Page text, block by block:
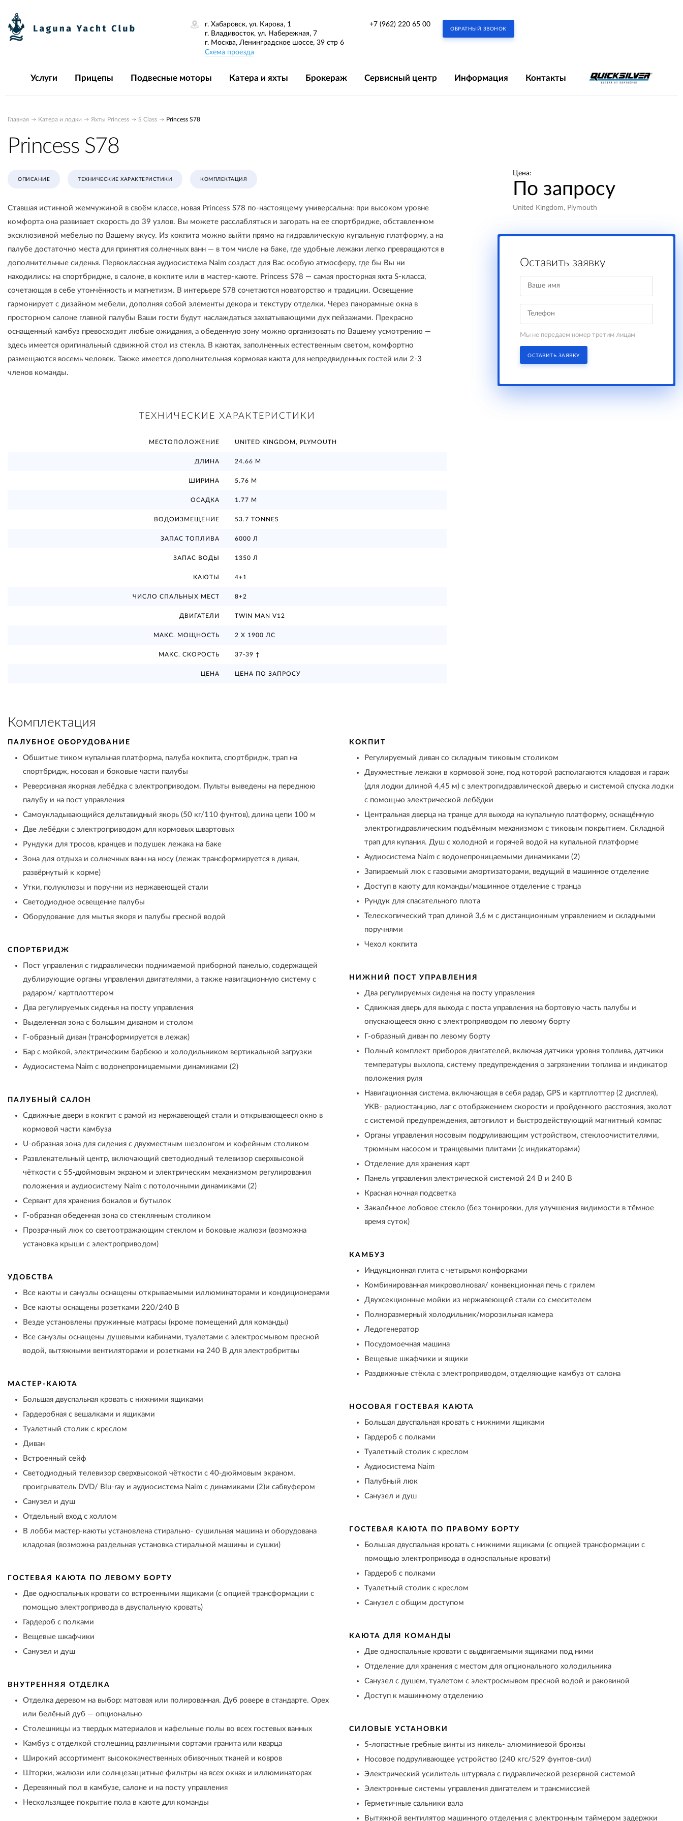
г. Хабаровск, ул. Кирова, 1
г. Владивосток, ул. Набережная, 7
г. Москва, Ленинградское шоссе, 39 стр 6
Схема проезда
+7 (962) 220 65 00
ОБРАТНЫЙ ЗВОНОК
Услуги Прицепы Подвесные моторы Катера и яхты Брокераж Сервисный центр Информация Контакты
Главная Катера и лодки Яхты Princess S Class Princess S78
Princess S78
ОПИСАНИЕ ТЕХНИЧЕСКИЕ ХАРАКТЕРИСТИКИ КОМПЛЕКТАЦИЯ
Ставшая истинной жемчужиной в своём классе, новая Princess S78 по-настоящему универсальна: при высоком уровне
комфорта она развивает скорость до 39 узлов. Вы можете расслабляться и загорать на ее спортбридже, обставленном
эксклюзивной мебелью по Вашему вкусу. Из кокпита можно выйти прямо на гидравлическую купальную платформу, а на
палубе достаточно места для принятия солнечных ванн — в том числе на баке, где удобные лежаки легко превращаются в
дополнительные сиденья. Первоклассная аудиосистема Naim создаст для Вас особую атмосферу, где бы Вы ни
находились: на спортбридже, в салоне, в кокпите или в мастер-каюте. Princess S78 — самая просторная яхта S-класса,
сочетающая в себе утончённость и магнетизм. В интерьере S78 сочетаются новаторство и традиции. Освещение
гармонирует с дизайном мебели, дополняя собой элементы декора и текстуру отделки. Через панорамные окна в
просторном салоне главной палубы Ваши гости будут наслаждаться захватывающими дух пейзажами. Прекрасно
оснащенный камбуз превосходит любые ожидания, а обеденную зону можно организовать по Вашему усмотрению —
здесь имеется оригинальный сдвижной стол из стекла. В каютах, заполненных естественным светом, комфортно
размещаются восемь человек. Также имеется дополнительная кормовая каюта для непредвиденных гостей или 2-3
членов команды.
ТЕХНИЧЕСКИЕ ХАРАКТЕРИСТИКИ
МЕСТОПОЛОЖЕНИЕ UNITED KINGDOM, PLYMOUTH
ДЛИНА 24.66 М
ШИРИНА 5.76 М
ОСАДКА 1.77 М
ВОДОИЗМЕЩЕНИЕ 53.7 TONNES
ЗАПАС ТОПЛИВА 6000 Л
ЗАПАС ВОДЫ 1350 Л
КАЮТЫ 4+1
ЧИСЛО СПАЛЬНЫХ МЕСТ 8+2
ДВИГАТЕЛИ TWIN MAN V12
МАКС. МОЩНОСТЬ 2 X 1900 ЛС
МАКС. СКОРОСТЬ 37-39 †
ЦЕНА ЦЕНА ПО ЗАПРОСУ
Цена:
По запросу
United Kingdom, Plymouth
Оставить заявку
Мы не передаем номер третим лицам
ОСТАВИТЬ ЗАЯВКУ
Комплектация
ПАЛУБНОЕ ОБОРУДОВАНИЕ
Обшитые тиком купальная платформа, палуба кокпита, спортбридж, трап на
спортбридж, носовая и боковые части палубы
Реверсивная якорная лебёдка с электроприводом. Пульты выведены на переднюю
палубу и на пост управления
Самоукладывающийся дельтавидный якорь (50 кг/110 фунтов), длина цепи 100 м
Две лебёдки с электроприводом для кормовых швартовых
Рундуки для тросов, кранцев и подушек лежака на баке
Зона для отдыха и солнечных ванн на носу (лежак трансформируется в диван,
развёрнутый к корме)
Утки, полуклюзы и поручни из нержавеющей стали
Светодиодное освещение палубы
Оборудование для мытья якоря и палубы пресной водой
КОКПИТ
Регулируемый диван со складным тиковым столиком
Двухместные лежаки в кормовой зоне, под которой располагаются кладовая и гараж
(для лодки длиной 4,45 м) с электрогидравлической дверью и системой спуска лодки
с помощью электрической лебёдки
Центральная дверца на транце для выхода на купальную платформу, оснащённую
электрогидравлическим подъёмным механизмом с тиковым покрытием. Складной
трап для купания. Душ с холодной и горячей водой на купальной платформе
Аудиосистема Naim с водонепроницаемыми динамиками (2)
Запираемый люк с газовыми амортизаторами, ведущий в машинное отделение
Доступ в каюту для команды/машинное отделение с транца
Рундук для спасательного плота
Телескопический трап длиной 3,6 м с дистанционным управлением и складными
поручнями
Чехол кокпита
СПОРТБРИДЖ
Пост управления с гидравлически поднимаемой приборной панелью, содержащей
дублирующие органы управления двигателями, а также навигационную систему с
радаром/ картплоттером
Два регулируемых сиденья на посту управления
Выделенная зона с большим диваном и столом
Г-образный диван (трансформируется в лежак)
Бар с мойкой, электрическим барбекю и холодильником вертикальной загрузки
Аудиосистема Naim с водонепроницаемыми динамиками (2)
НИЖНИЙ ПОСТ УПРАВЛЕНИЯ
Два регулируемых сиденья на посту управления
Сдвижная дверь для выхода с поста управления на бортовую часть палубы и
опускающееся окно с электроприводом по левому борту
Г-образный диван по левому борту
Полный комплект приборов двигателей, включая датчики уровня топлива, датчики
температуры выхлопа, систему предупреждения о загрязнении топлива и индикатор
положения руля
Навигационная система, включающая в себя радар, GPS и картплоттер (2 дисплея),
УКВ- радиостанцию, лаг с отображением скорости и пройденного расстояния, эхолот
с системой предупреждения, автопилот и быстродействующий магнитный компас
Органы управления носовым подруливающим устройством, стеклоочистителями,
трюмным насосом и транцевыми плитами (с индикаторами)
Отделение для хранения карт
Панель управления электрической системой 24 В и 240 В
Красная ночная подсветка
Закалённое лобовое стекло (без тонировки, для улучшения видимости в тёмное
время суток)
ПАЛУБНЫЙ САЛОН
Сдвижные двери в кокпит с рамой из нержавеющей стали и открывающееся окно в
кормовой части камбуза
U-образная зона для сидения с двухместным шезлонгом и кофейным столиком
Развлекательный центр, включающий светодиодный телевизор сверхвысокой
чёткости с 55-дюймовым экраном и электрическим механизмом регулирования
положения и аудиосистему Naim с потолочными динамиками (2)
Сервант для хранения бокалов и бутылок
Г-образная обеденная зона со стеклянным столиком
Прозрачный люк со светоотражающим стеклом и боковые жалюзи (возможна
установка крыши с электроприводом)
КАМБУЗ
Индукционная плита с четырьмя конфорками
Комбинированная микроволновая/ конвекционная печь с грилем
Двухсекционные мойки из нержавеющей стали со смесителем
Полноразмерный холодильник/морозильная камера
Ледогенератор
Посудомоечная машина
Вещевые шкафчики и ящики
Раздвижные стёкла с электроприводом, отделяющие камбуз от салона
УДОБСТВА
Все каюты и санузлы оснащены открываемыми иллюминаторами и кондиционерами
Все каюты оснащены розетками 220/240 В
Везде установлены пружинные матрасы (кроме помещений для команды)
Все санузлы оснащены душевыми кабинами, туалетами с электросмывом пресной
водой, вытяжными вентиляторами и розетками на 240 В для электробритвы
МАСТЕР-КАЮТА
Большая двуспальная кровать с нижними ящиками
Гардеробная с вешалками и ящиками
Туалетный столик с креслом
Диван
Встроенный сейф
Светодиодный телевизор сверхвысокой чёткости с 40-дюймовым экраном,
проигрыватель DVD/ Blu-ray и аудиосистема Naim с динамиками (2)и сабвуфером
Санузел и душ
Отдельный вход с холлом
В лобби мастер-каюты установлена стирально- сушильная машина и оборудована
кладовая (возможна раздельная установка стиральной машины и сушки)
НОСОВАЯ ГОСТЕВАЯ КАЮТА
Большая двуспальная кровать с нижними ящиками
Гардероб с полками
Туалетный столик с креслом
Аудиосистема Naim
Палубный люк
Санузел и душ
ГОСТЕВАЯ КАЮТА ПО ПРАВОМУ БОРТУ
Большая двуспальная кровать с нижними ящиками (с опцией трансформации с
помощью электропривода в односпальные кровати)
Гардероб с полками
Туалетный столик с креслом
Санузел с общим доступом
ГОСТЕВАЯ КАЮТА ПО ЛЕВОМУ БОРТУ
Две односпальных кровати со встроенными ящиками (с опцией трансформации с
помощью электропривода в двуспальную кровать)
Гардероб с полками
Вещевые шкафчики
Санузел и душ
КАЮТА ДЛЯ КОМАНДЫ
Две односпальные кровати с выдвигаемыми ящиками под ними
Отделение для хранения с местом для опционального холодильника
Санузел с душем, туалетом с электросмывом пресной водой и раковиной
Доступ к машинному отделению
ВНУТРЕННЯЯ ОТДЕЛКА
Отделка деревом на выбор: матовая или полированная. Дуб ровере в стандарте. Орех
или белёный дуб — опционально
Столешницы из твердых материалов и кафельные полы во всех гостевых ванных
Камбуз с отделкой столешниц различными сортами гранита или кварца
Широкий ассортимент высококачественных обивочных тканей и ковров
Шторки, жалюзи или солнцезащитные фильтры на всех окнах и иллюминаторах
Деревянный пол в камбузе, салоне и на посту управления
Нескользящее покрытие пола в каюте для команды
СИЛОВЫЕ УСТАНОВКИ
5-лопастные гребные винты из никель- алюминиевой бронзы
Носовое подруливающее устройство (240 кгс/529 фунтов-сил)
Электрический усилитель штурвала с гидравлической резервной системой
Электронные системы управления двигателем и трансмиссией
Герметичные сальники вала
Вытяжной вентилятор машинного отделения с электронным таймером задержки